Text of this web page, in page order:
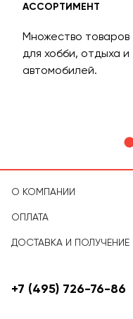
АССОРТИМЕНТ
Множество товаров
для хобби, отдыха и
автомобилей.
О КОМПАНИИ
ОПЛАТА
ДОСТАВКА И ПОЛУЧЕНИЕ
+7 (495) 726-76-86